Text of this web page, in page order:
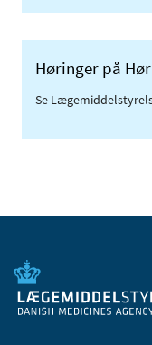
Høringer på
Se